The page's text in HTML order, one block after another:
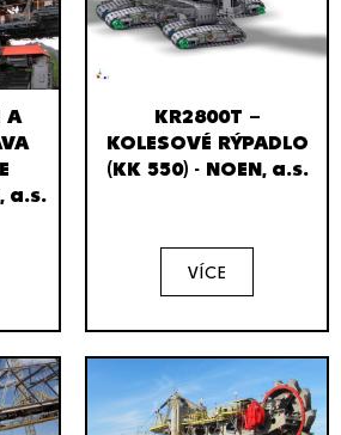
A
a.s.
KR2800T –
KOLESOVÉ RÝPADLO
(KK 550) - NOEN, a.s.
VÍCE